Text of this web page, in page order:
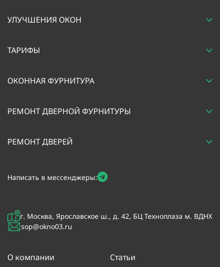
г. Москва, Ярославское ш., д. 42, БЦ Техноплаза м. ВДНХ
sop@okno03.ru
О компании Статьи
Написать в мессенджеры:
УЛУЧШЕНИЯ ОКОН
ТАРИФЫ
ОКОННАЯ ФУРНИТУРА
РЕМОНТ ДВЕРНОЙ ФУРНИТУРЫ
РЕМОНТ ДВЕРЕЙ